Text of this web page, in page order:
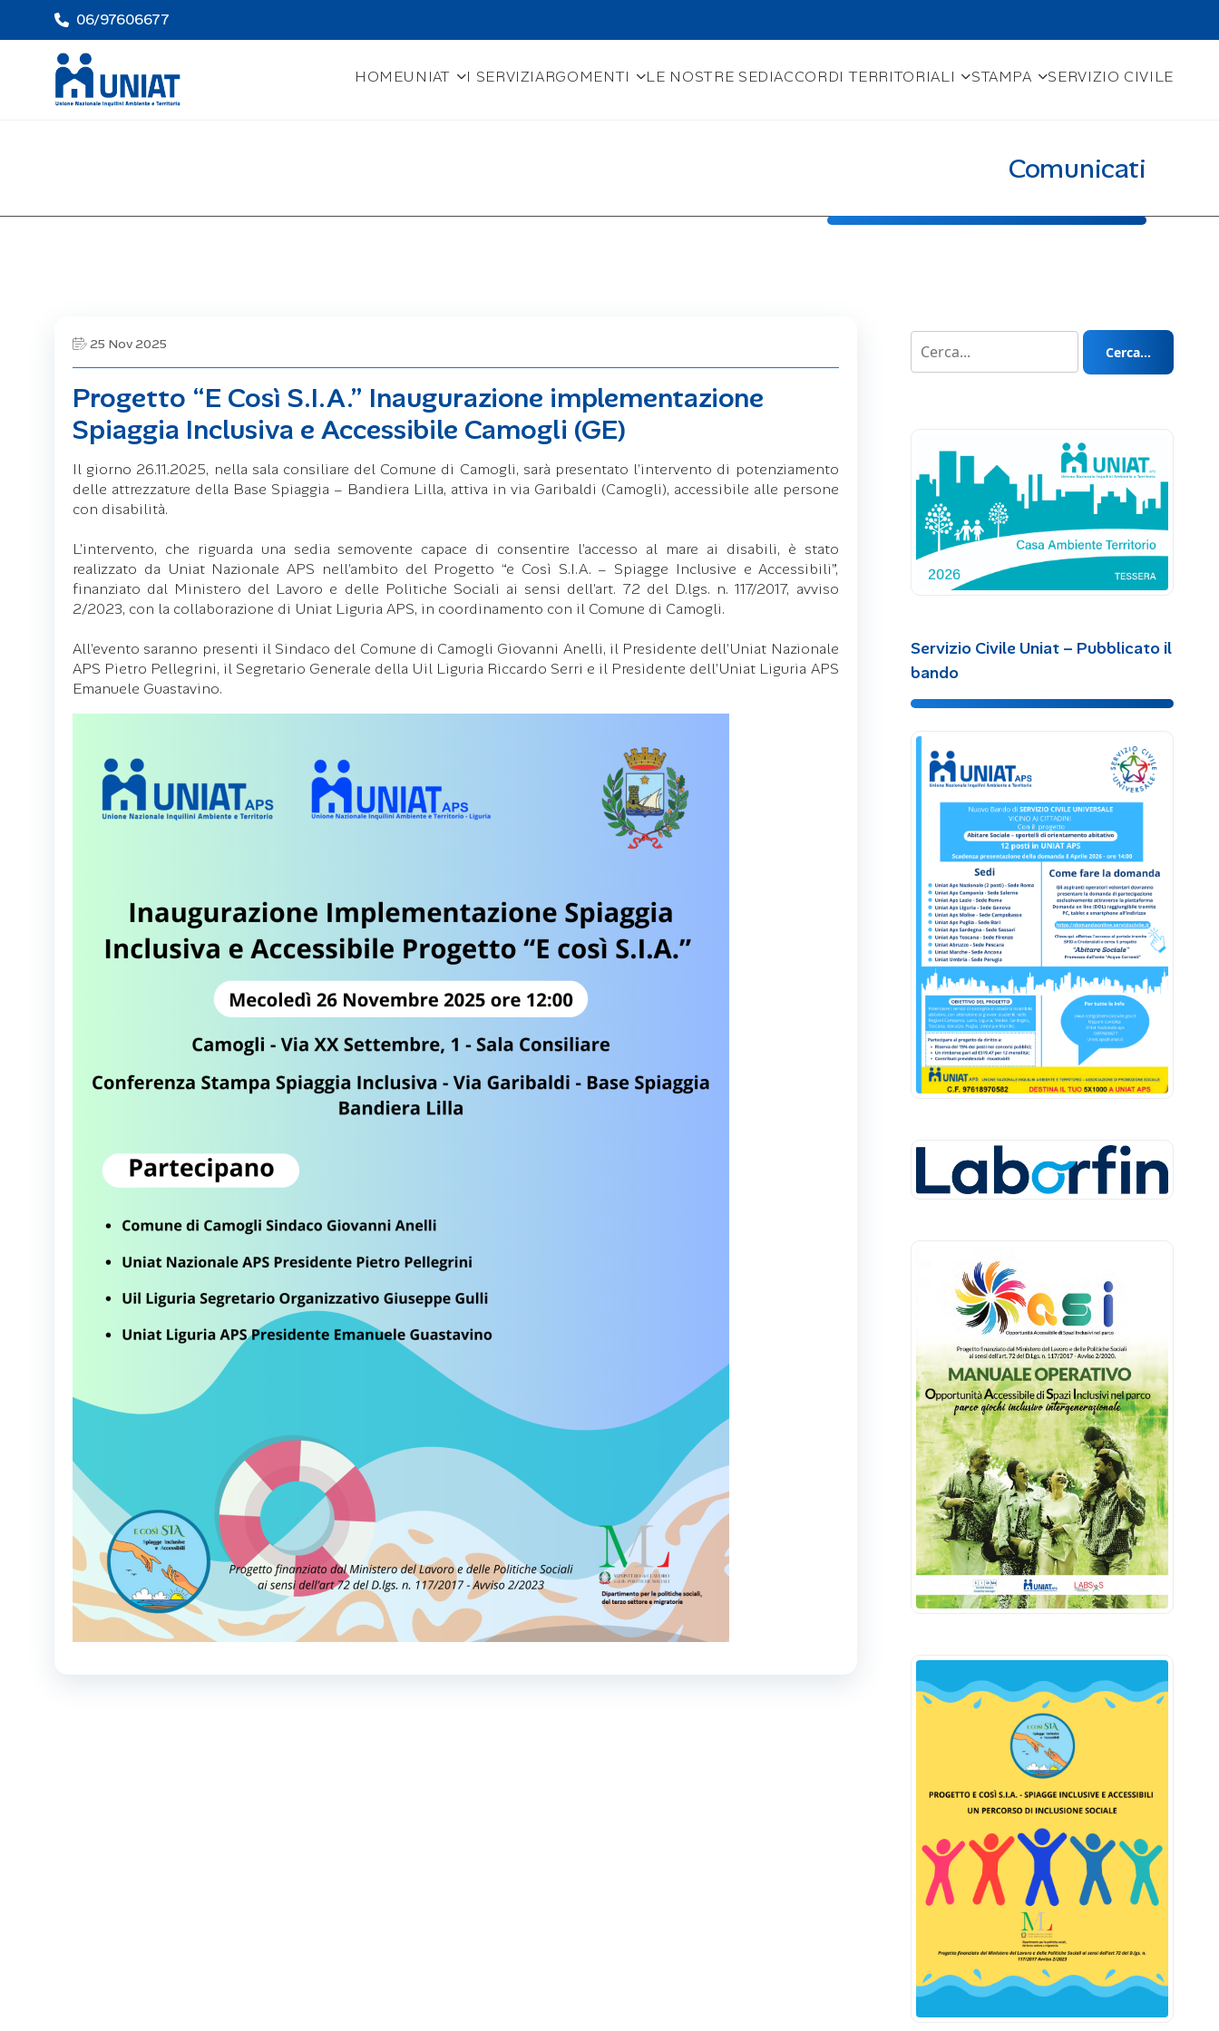
06/97606677
HOMEUNIAT I SERVIZIARGOMENTI LE NOSTRE SEDIACCORDI TERRITORIALI STAMPA SERVIZIO CIVILE
Comunicati
25 Nov 2025
Progetto “E Così S.I.A.” Inaugurazione implementazione
Spiaggia Inclusiva e Accessibile Camogli (GE)
Il giorno 26.11.2025, nella sala consiliare del Comune di Camogli, sarà presentato l’intervento di potenziamento
delle attrezzature della Base Spiaggia – Bandiera Lilla, attiva in via Garibaldi (Camogli), accessibile alle persone
con disabilità.
L’intervento, che riguarda una sedia semovente capace di consentire l’accesso al mare ai disabili, è stato
realizzato da Uniat Nazionale APS nell’ambito del Progetto “e Così S.I.A. – Spiagge Inclusive e Accessibili”,
finanziato dal Ministero del Lavoro e delle Politiche Sociali ai sensi dell’art. 72 del D.lgs. n. 117/2017, avviso
2/2023, con la collaborazione di Uniat Liguria APS, in coordinamento con il Comune di Camogli.
All’evento saranno presenti il Sindaco del Comune di Camogli Giovanni Anelli, il Presidente dell’Uniat Nazionale
APS Pietro Pellegrini, il Segretario Generale della Uil Liguria Riccardo Serri e il Presidente dell’Uniat Liguria APS
Emanuele Guastavino.
Cerca...
Servizio Civile Uniat – Pubblicato il
bando